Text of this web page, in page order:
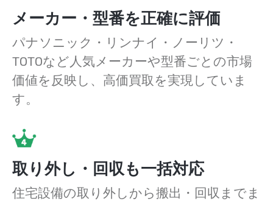
メーカー・型番を正確に評価
パナソニック・リンナイ・ノーリツ・
TOTOなど人気メーカーや型番ごとの市場
価値を反映し、高価買取を実現していま
す。
取り外し・回収も一括対応
住宅設備の取り外しから搬出・回収までま